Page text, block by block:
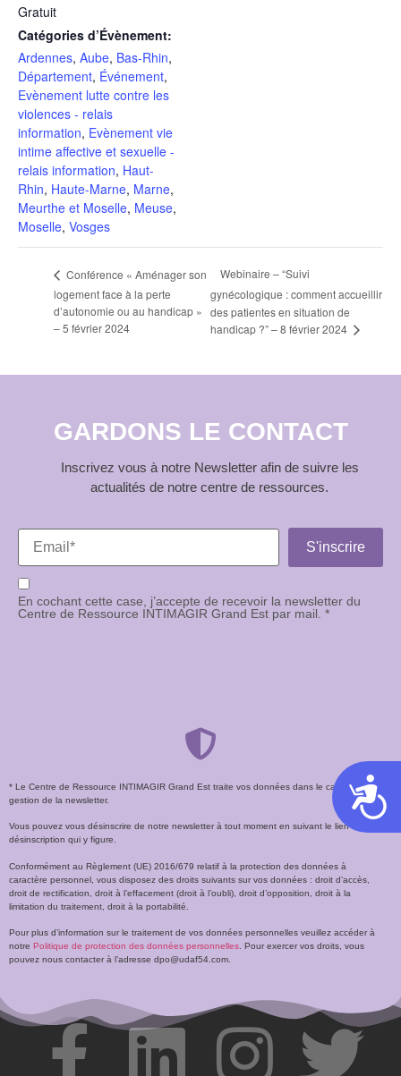
Gratuit
Catégories d’Évènement:
Ardennes, Aube, Bas-Rhin,
Département, Événement,
Evènement lutte contre les
violences - relais
information, Evènement vie
intime affective et sexuelle -
relais information, Haut-
Rhin, Haute-Marne, Marne,
Meurthe et Moselle, Meuse,
Moselle, Vosges
Conférence « Aménager son
logement face à la perte
d’autonomie ou au handicap »
– 5 février 2024
Webinaire – “Suivi
gynécologique : comment accueillir
des patientes en situation de
handicap ?” – 8 février 2024
GARDONS LE CONTACT
Inscrivez vous à notre Newsletter afin de suivre les
actualités de notre centre de ressources.
En cochant cette case, j’accepte de recevoir la newsletter du
Centre de Ressource INTIMAGIR Grand Est par mail. *
* Le Centre de Ressource INTIMAGIR Grand Est traite vos données dans le cadre de la
gestion de la newsletter.
Vous pouvez vous désinscrire de notre newsletter à tout moment en suivant le lien de
désinscription qui y figure.
Conformément au Règlement (UE) 2016/679 relatif à la protection des données à
caractère personnel, vous disposez des droits suivants sur vos données : droit d’accès,
droit de rectification, droit à l’effacement (droit à l’oubli), droit d’opposition, droit à la
limitation du traitement, droit à la portabilité.
Pour plus d’information sur le traitement de vos données personnelles veuillez accéder à
notre Politique de protection des données personnelles. Pour exercer vos droits, vous
pouvez nous contacter à l’adresse dpo@udaf54.com.